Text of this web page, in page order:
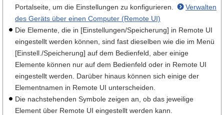
Portalseite, um die Einstellungen zu konfigurieren.
Verwalten
des Geräts über einen Computer (Remote UI)
Die Elemente, die in [Einstellungen/Speicherung] in Remote UI
eingestellt werden können, sind fast dieselben wie die im Menü
[Einstell./Speicherung] auf dem Bedienfeld, aber einige
Elemente können nur auf dem Bedienfeld oder in Remote UI
eingestellt werden. Darüber hinaus können sich einige der
Elementnamen in Remote UI unterscheiden.
Die nachstehenden Symbole zeigen an, ob das jeweilige
Element über Remote UI eingestellt werden kann.